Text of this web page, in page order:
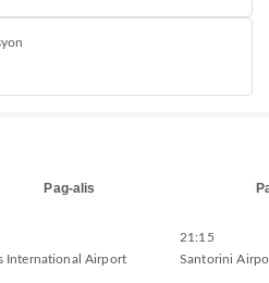
Pag-alis
International Airport
21:15
Santorini